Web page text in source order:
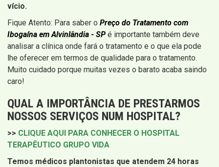
vício.
Fique Atento: Para saber o Preço do Tratamento com
Ibogaína em Alvinlândia - SP é importante também deve
analisar a clínica onde fará o tratamento e o que ela pode
lhe oferecer em termos de qualidade para o tratamento.
Muito cuidado porque muitas vezes o barato acaba saindo
caro!
QUAL A IMPORTÂNCIA DE PRESTARMOS
NOSSOS SERVIÇOS NUM HOSPITAL?
>> CLIQUE AQUI PARA CONHECER O HOSPITAL
TERAPÊUTICO GRUPO VIDA
Temos médicos plantonistas que atendem 24 horas